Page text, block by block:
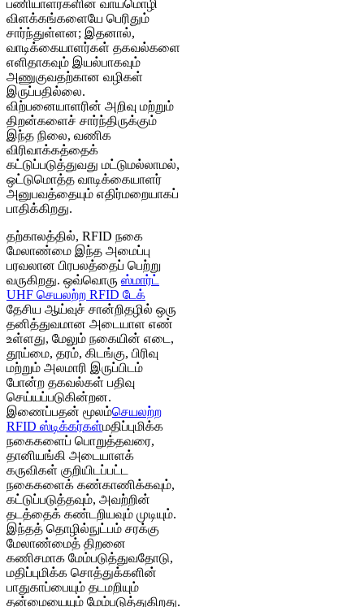
பணியாளர்களின் வாய்மொழி
விளக்கங்களையே பெரிதும்
சார்ந்துள்ளன; இதனால்,
வாடிக்கையாளர்கள் தகவல்களை
எளிதாகவும் இயல்பாகவும்
அணுகுவதற்கான வழிகள்
இருப்பதில்லை.
விற்பனையாளரின் அறிவு மற்றும்
திறன்களைச் சார்ந்திருக்கும்
இந்த நிலை, வணிக
விரிவாக்கத்தைக்
கட்டுப்படுத்துவது மட்டுமல்லாமல்,
ஒட்டுமொத்த வாடிக்கையாளர்
அனுபவத்தையும் எதிர்மறையாகப்
பாதிக்கிறது.
தற்காலத்தில், RFID நகை
மேலாண்மை இந்த அமைப்பு
பரவலான பிரபலத்தைப் பெற்று
வருகிறது. ஒவ்வொரு ஸ்மார்ட்
UHF செயலற்ற RFID டேக்
தேசிய ஆய்வுச் சான்றிதழில் ஒரு
தனித்துவமான அடையாள எண்
உள்ளது, மேலும் நகையின் எடை,
தூய்மை, தரம், கிடங்கு, பிரிவு
மற்றும் அலமாரி இருப்பிடம்
போன்ற தகவல்கள் பதிவு
செய்யப்படுகின்றன.
இணைப்பதன் மூலம்செயலற்ற
RFID ஸ்டிக்கர்கள்மதிப்புமிக்க
நகைகளைப் பொறுத்தவரை,
தானியங்கி அடையாளக்
கருவிகள் குறியிடப்பட்ட
நகைகளைக் கண்காணிக்கவும்,
கட்டுப்படுத்தவும், அவற்றின்
தடத்தைக் கண்டறியவும் முடியும்.
இந்தத் தொழில்நுட்பம் சரக்கு
மேலாண்மைத் திறனை
கணிசமாக மேம்படுத்துவதோடு,
மதிப்புமிக்க சொத்துக்களின்
பாதுகாப்பையும் தடமறியும்
தன்மையையும் மேம்படுத்துகிறது.